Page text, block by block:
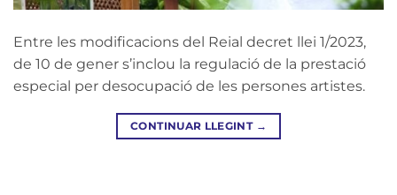
Entre les modificacions del Reial decret llei 1/2023,
de 10 de gener s’inclou la regulació de la prestació
especial per desocupació de les persones artistes.
CONTINUAR LLEGINT →